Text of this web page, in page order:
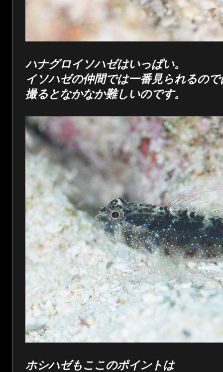
ハナグロイソハゼはいっぱい。
イソハゼの仲間では一番見られるの
撮るとなかなか難しいのです。
ホシハゼもここのポイントは